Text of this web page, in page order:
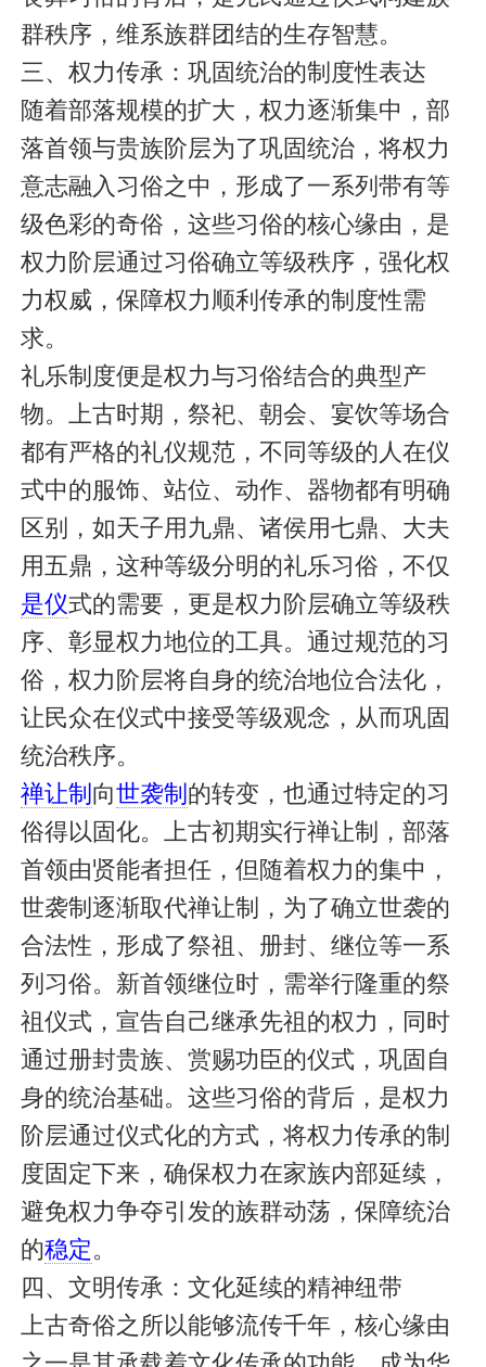
群秩序，维系族群团结的生存智慧。
三、权力传承：巩固统治的制度性表达
随着部落规模的扩大，权力逐渐集中，部
落首领与贵族阶层为了巩固统治，将权力
意志融入习俗之中，形成了一系列带有等
级色彩的奇俗，这些习俗的核心缘由，是
权力阶层通过习俗确立等级秩序，强化权
力权威，保障权力顺利传承的制度性需
求。
礼乐制度便是权力与习俗结合的典型产
物。上古时期，祭祀、朝会、宴饮等场合
都有严格的礼仪规范，不同等级的人在仪
式中的服饰、站位、动作、器物都有明确
区别，如天子用九鼎、诸侯用七鼎、大夫
用五鼎，这种等级分明的礼乐习俗，不仅
是仪式的需要，更是权力阶层确立等级秩
序、彰显权力地位的工具。通过规范的习
俗，权力阶层将自身的统治地位合法化，
让民众在仪式中接受等级观念，从而巩固
统治秩序。
禅让制 向世袭制 的转变，也通过特定的习
俗得以固化。上古初期实行禅让制，部落
首领由贤能者担任，但随着权力的集中，
世袭制逐渐取代禅让制，为了确立世袭的
合法性，形成了祭祖、册封、继位等一系
列习俗。新首领继位时，需举行隆重的祭
祖仪式，宣告自己继承先祖的权力，同时
通过册封贵族、赏赐功臣的仪式，巩固自
身的统治基础。这些习俗的背后，是权力
阶层通过仪式化的方式，将权力传承的制
度固定下来，确保权力在家族内部延续，
避免权力争夺引发的族群动荡，保障统治
的稳定。
四、文明传承：文化延续的精神纽带
上古奇俗之所以能够流传千年，核心缘由